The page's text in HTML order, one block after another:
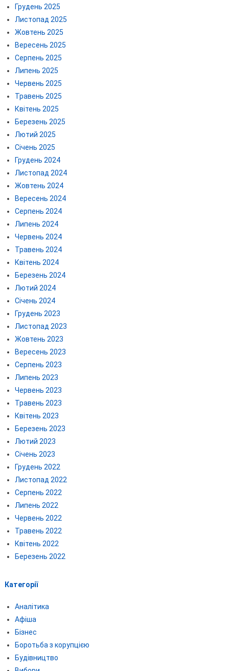
Грудень 2025
Листопад 2025
Жовтень 2025
Вересень 2025
Серпень 2025
Липень 2025
Червень 2025
Травень 2025
Квітень 2025
Березень 2025
Лютий 2025
Січень 2025
Грудень 2024
Листопад 2024
Жовтень 2024
Вересень 2024
Серпень 2024
Липень 2024
Червень 2024
Травень 2024
Квітень 2024
Березень 2024
Лютий 2024
Січень 2024
Грудень 2023
Листопад 2023
Жовтень 2023
Вересень 2023
Серпень 2023
Липень 2023
Червень 2023
Травень 2023
Квітень 2023
Березень 2023
Лютий 2023
Січень 2023
Грудень 2022
Листопад 2022
Серпень 2022
Липень 2022
Червень 2022
Травень 2022
Квітень 2022
Березень 2022
Категорії
Аналітика
Афіша
Бізнес
Боротьба з корупцією
Будівництво